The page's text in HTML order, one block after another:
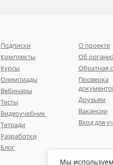
Подписки
Комплекты
Курсы
Олимпиады
Вебинары
Тесты
Видеоучебник
Тетради
Разработки
Блог
О проекте
Об
Обратная
Проверка
Друзьям
Вакансии
Вход для
Мы